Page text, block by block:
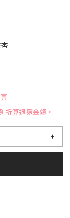
折算退還金額。
+